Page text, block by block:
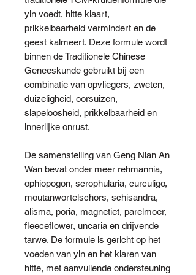
yin voedt, hitte klaart,
prikkelbaarheid vermindert en de
geest kalmeert. Deze formule wordt
binnen de Traditionele Chinese
Geneeskunde gebruikt bij een
combinatie van opvliegers, zweten,
duizeligheid, oorsuizen,
slapeloosheid, prikkelbaarheid en
innerlijke onrust.
De samenstelling van Geng Nian An
Wan bevat onder meer rehmannia,
ophiopogon, scrophularia, curculigo,
moutanwortelschors, schisandra,
alisma, poria, magnetiet, parelmoer,
fleeceflower, uncaria en drijvende
tarwe. De formule is gericht op het
voeden van yin en het klaren van
hitte, met aanvullende ondersteuning